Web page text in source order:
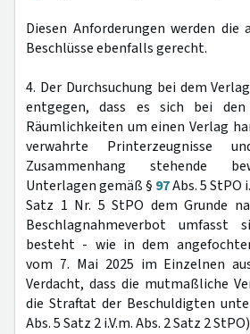
Diesen Anforderungen werden die
Beschlüsse ebenfalls gerecht.
4. Der Durchsuchung bei dem
entgegen, dass es sich bei den
Räumlichkeiten um einen Verlag
verwahrte Printerzeugnisse
Zusammenhang stehende
Unterlagen gemäß § 97Abs. 5 StPO
Satz 1 Nr. 5 StPO dem Grunde
Beschlagnahmeverbot umfasst
besteht - wie in dem
vom 7. Mai 2025 im Einzelnen
Verdacht, dass die mutmaßliche
die Straftat der Beschuldigten
Abs. 5 Satz 2 i.V.m. Abs. 2 Satz 2